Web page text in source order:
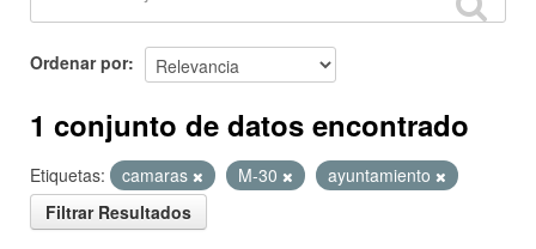
Ordenar por
1 conjunto de datos encontrado
Etiquetas: camaras M-30
ayuntamiento
Filtrar Resultados